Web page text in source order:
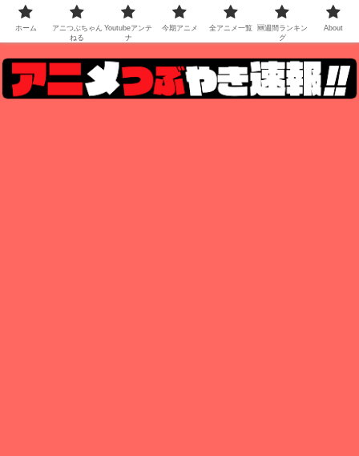
ホーム
アニつぶちゃん
ねる
Youtubeアンテ
ナ
今期アニメ 全アニメ一覧
🆕週間ランキン
グ
About